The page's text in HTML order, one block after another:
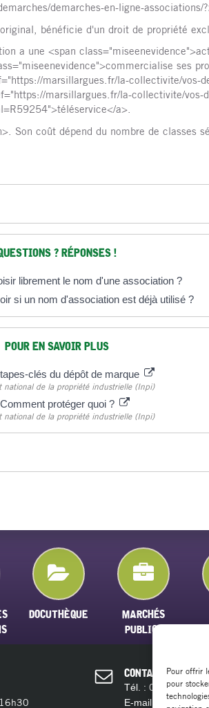
Pour offrir
pour
demarches-en-ligne-
bénéficie d'un droit de propriété
a une <span
ses
marsillargues.fr/la-collectivite/vos-
marsillargues.fr/la-collectivite/vos-
a>.
Son coût dépend du nombre de classes
? RÉPONSES !
librement le nom d'une association ?
si un nom d'association est déjà utilisé ?
POUR EN SAVOIR PLUS
clés du dépôt de marque
national de la propriété industrielle (Inpi)
Comment protéger quoi ?
national de la propriété industrielle (Inpi)
DOCUTHÈQUE
MARCHÉS
PUBLICS
CONTACT :
Tél. :04 11 28
E-mail :